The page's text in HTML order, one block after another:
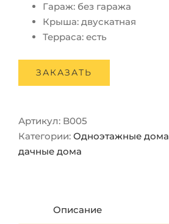
Гараж: без гаража
Крыша: двускатная
Терраса: есть
ЗАКАЗАТЬ
Артикул: B005
Категории: Одноэтажные дома
дачные дома
Описание